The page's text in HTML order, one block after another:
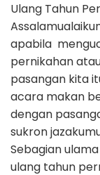
Ulang Tahun
apabila
pernikahan
pasangan kita
acara makan
dengan
sukron
Sebagian
ulang tahun